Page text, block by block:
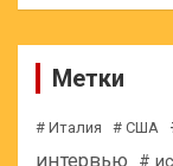
Метки
# Италия # США
интервью
#